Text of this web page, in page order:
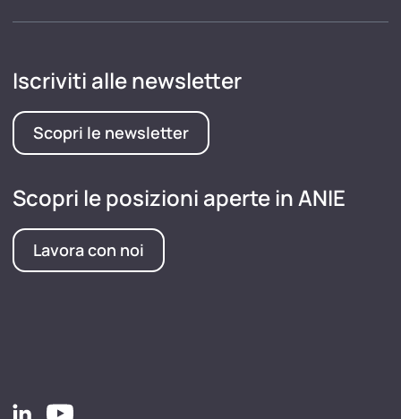
Iscriviti alle newsletter
Scopri le newsletter
Scopri le posizioni aperte in ANIE
Lavora con noi